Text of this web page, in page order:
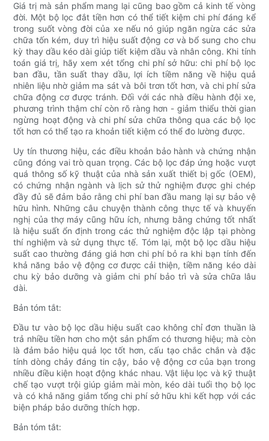
Giá trị mà sản phẩm mang lại cũng bao gồm cả kinh tế vòng
đời. Một bộ lọc đắt tiền hơn có thể tiết kiệm chi phí đáng kể
trong suốt vòng đời của xe nếu nó giúp ngăn ngừa các sửa
chữa tốn kém, duy trì hiệu suất động cơ và bổ sung cho chu
kỳ thay dầu kéo dài giúp tiết kiệm dầu và nhân công. Khi tính
toán giá trị, hãy xem xét tổng chi phí sở hữu: chi phí bộ lọc
ban đầu, tần suất thay dầu, lợi ích tiềm năng về hiệu quả
nhiên liệu nhờ giảm ma sát và bôi trơn tốt hơn, và chi phí sửa
chữa động cơ được tránh. Đối với các nhà điều hành đội xe,
phương trình thậm chí còn rõ ràng hơn - giảm thiểu thời gian
ngừng hoạt động và chi phí sửa chữa thông qua các bộ lọc
tốt hơn có thể tạo ra khoản tiết kiệm có thể đo lường được.
Uy tín thương hiệu, các điều khoản bảo hành và chứng nhận
cũng đóng vai trò quan trọng. Các bộ lọc đáp ứng hoặc vượt
quá thông số kỹ thuật của nhà sản xuất thiết bị gốc (OEM),
có chứng nhận ngành và lịch sử thử nghiệm được ghi chép
đầy đủ sẽ đảm bảo rằng chi phí ban đầu mang lại sự bảo vệ
hữu hình. Những câu chuyện thành công thực tế và khuyến
nghị của thợ máy cũng hữu ích, nhưng bằng chứng tốt nhất
là hiệu suất ổn định trong các thử nghiệm độc lập tại phòng
thí nghiệm và sử dụng thực tế. Tóm lại, một bộ lọc dầu hiệu
suất cao thường đáng giá hơn chi phí bỏ ra khi bạn tính đến
khả năng bảo vệ động cơ được cải thiện, tiềm năng kéo dài
chu kỳ bảo dưỡng và giảm chi phí bảo trì và sửa chữa lâu
dài.
Bản tóm tắt:
Đầu tư vào bộ lọc dầu hiệu suất cao không chỉ đơn thuần là
trả nhiều tiền hơn cho một sản phẩm có thương hiệu; mà còn
là đảm bảo hiệu quả lọc tốt hơn, cấu tạo chắc chắn và đặc
tính dòng chảy đáng tin cậy, bảo vệ động cơ của bạn trong
nhiều điều kiện hoạt động khác nhau. Vật liệu lọc và kỹ thuật
chế tạo vượt trội giúp giảm mài mòn, kéo dài tuổi thọ bộ lọc
và có khả năng giảm tổng chi phí sở hữu khi kết hợp với các
biện pháp bảo dưỡng thích hợp.
Bản tóm tắt: